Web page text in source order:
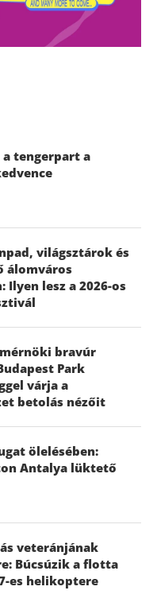
a tengerpart a
világsztárok és
álomváros
Ilyen lesz a 2026-os
bravúr
Park
várja a
betolás nézőit
ölelésében:
Antalya lüktető
veteránjának
Búcsúzik a flotta
es helikoptere